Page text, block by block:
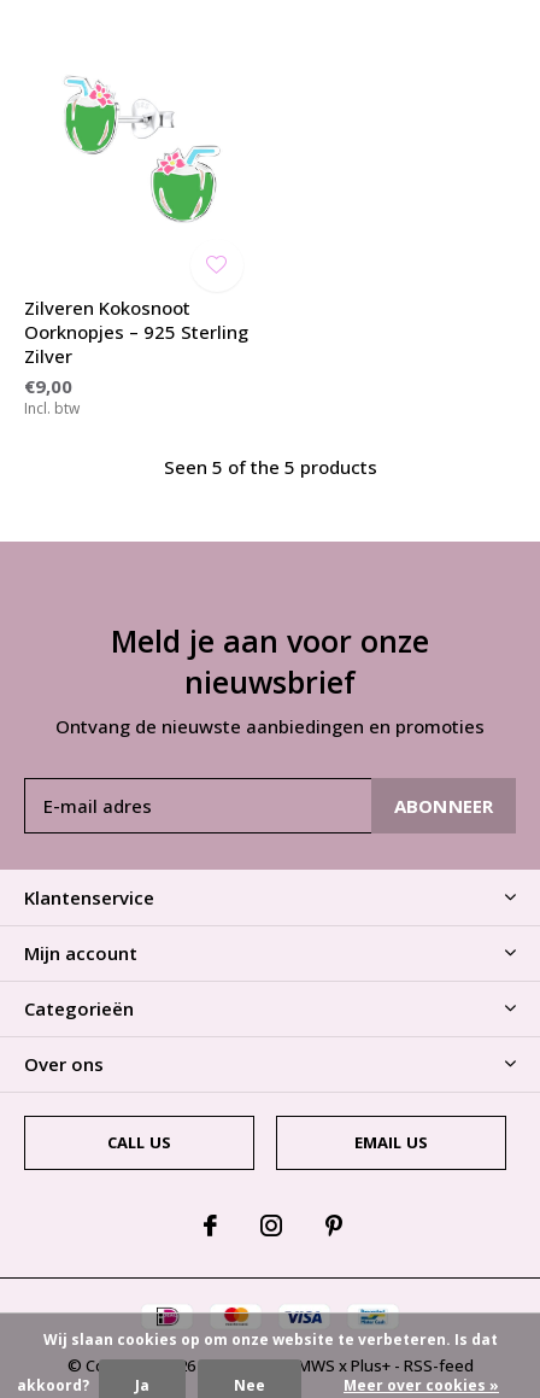
Zilveren Kokosnoot
Oorknopjes – 925 Sterling
Zilver
€9,00
Incl. btw
Seen 5 of the 5 products
Meld je aan voor onze
nieuwsbrief
Ontvang de nieuwste aanbiedingen en promoties
ABONNEER
Klantenservice
Mijn account
Categorieën
Over ons
CALL US EMAIL US
© Copyright2026- Theme ByDMWS xPlus+- RSS-feed
Wij slaan cookies op om onze website te verbeteren. Is dat
akkoord? Ja Nee Meer over cookies »